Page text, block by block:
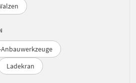
Anbauwerkzeuge
Ladekran